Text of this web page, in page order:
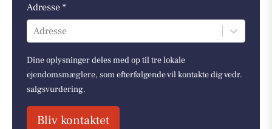
Adresse *
Adresse
Dine oplysninger deles med op til tre lokale
ejendomsmæglere, som efterfølgende vil kontakte dig vedr.
salgsvurdering.
Bliv kontaktet